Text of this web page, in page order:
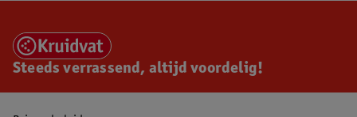
Steeds verrassend, altijd voordelig!